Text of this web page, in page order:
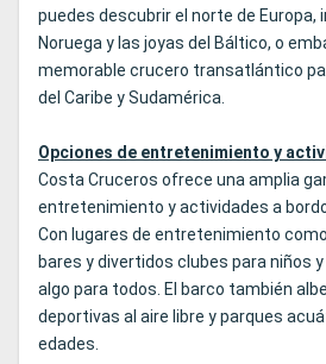
puedes descubrir el norte de Europa,
Noruega y las joyas del Báltico, o
memorable crucero transatlántico
del Caribe y Sudamérica.
Opciones de entretenimiento y
Costa Cruceros ofrece una amplia
entretenimiento y actividades a
Con lugares de entretenimiento
bares y divertidos clubes para niños
algo para todos. El barco también
deportivas al aire libre y parques
edades.